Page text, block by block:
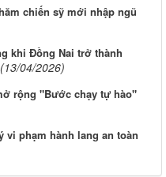
chiến sỹ mới nhập ngũ
khi Đồng Nai trở thành
(13/04/2026)
rộng "Bước chạy tự hào"
vi phạm hành lang an toàn